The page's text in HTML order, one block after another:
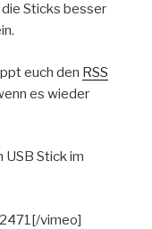
die Sticks besser
euch den RSS
es wieder
USB Stick im
vimeo]